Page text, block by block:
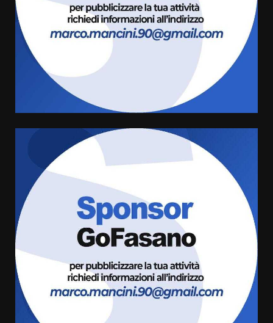
Laureto
6 Agosto 2026 06:20
La magia del Minareto e la prima
assoluta de “L’Albergo
Belvedere. Il rapimento”
Serie D, l’Us Fasano è escluso
dal campionato
5 Agosto 2026 17:30
Truffatori in azione nelle
frazioni fasanesi
5 Agosto 2026 11:03
Residenti di Savelletri scrivono
al Prefetto: “Noi cittadini di
serie B”
5 Agosto 2026 06:15